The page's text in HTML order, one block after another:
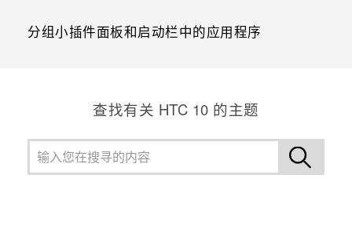
分组小插件面板和启动栏中的应用程序
查找有关 HTC 10 的主题